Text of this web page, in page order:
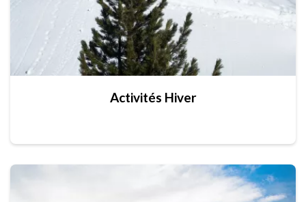
Activités Hiver